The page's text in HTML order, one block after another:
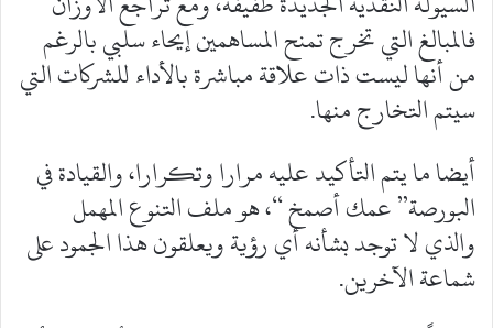
فالمبالغ التي تخرج تمنح المساهمين إيحاء سلبي بالرغم
من أنها ليست ذات علاقة مباشرة بالأداء للشركات التي
سيتم التخارج منها.
أيضا ما يتم التأكيد عليه مرارا وتكرارا، والقيادة في
البورصة” عمك أصمخ “، هو ملف التنوع المهمل
والذي لا توجد بشأنه أي رؤية ويعلقون هذا الجمود على
شماعة الآخرين.